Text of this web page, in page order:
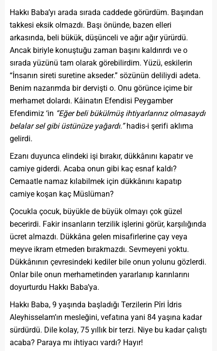
Hakkı Baba’yı arada sırada caddede görürdüm. Başından
takkesi eksik olmazdı. Başı önünde, bazen elleri
arkasında, beli bükük, düşünceli ve ağır ağır yürürdü.
Ancak biriyle konuştuğu zaman başını kaldırırdı ve o
sırada yüzünü tam olarak görebilirdim. Yüzü, eskilerin
“İnsanın sireti suretine akseder.” sözünün deliliydi adeta.
Benim nazarımda bir dervişti o. Onu görünce içime bir
merhamet dolardı. Kâinatın Efendisi Peygamber
Efendimiz ‘in “Eğer beli bükülmüş ihtiyarlarınız olmasaydı
belalar sel gibi üstünüze yağardı.”hadis-i şerifi aklıma
gelirdi.
Ezanı duyunca elindeki işi bırakır, dükkânını kapatır ve
camiye giderdi. Acaba onun gibi kaç esnaf kaldı?
Cemaatle namaz kılabilmek için dükkânını kapatıp
camiye koşan kaç Müslüman?
Çocukla çocuk, büyükle de büyük olmayı çok güzel
becerirdi. Fakir insanların terzilik işlerini görür, karşılığında
ücret almazdı. Dükkâna gelen misafirlerine çay veya
meyve ikram etmeden bırakmazdı. Sevmeyeni yoktu.
Dükkânının çevresindeki kediler bile onun yolunu gözlerdi.
Onlar bile onun merhametinden yararlanıp karınlarını
doyurturdu Hakkı Baba’ya.
Hakkı Baba, 9 yaşında başladığı Terzilerin Pîri İdris
Aleyhisselam’ın mesleğini, vefatına yani 84 yaşına kadar
sürdürdü. Dile kolay, 75 yıllık bir terzi. Niye bu kadar çalıştı
acaba? Paraya mı ihtiyacı vardı? Hayır!